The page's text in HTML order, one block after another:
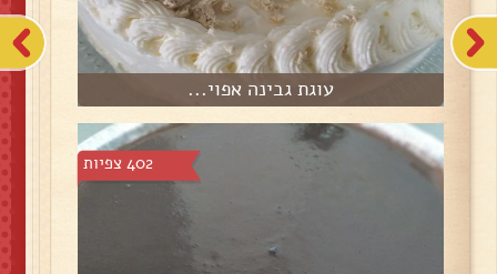
עוגת גבינה אפוי...
402 צפיות